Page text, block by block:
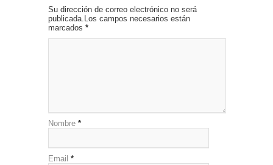
Su dirección de correo electrónico no será
publicada.Los campos necesarios están
marcados *
Nombre *
Email *